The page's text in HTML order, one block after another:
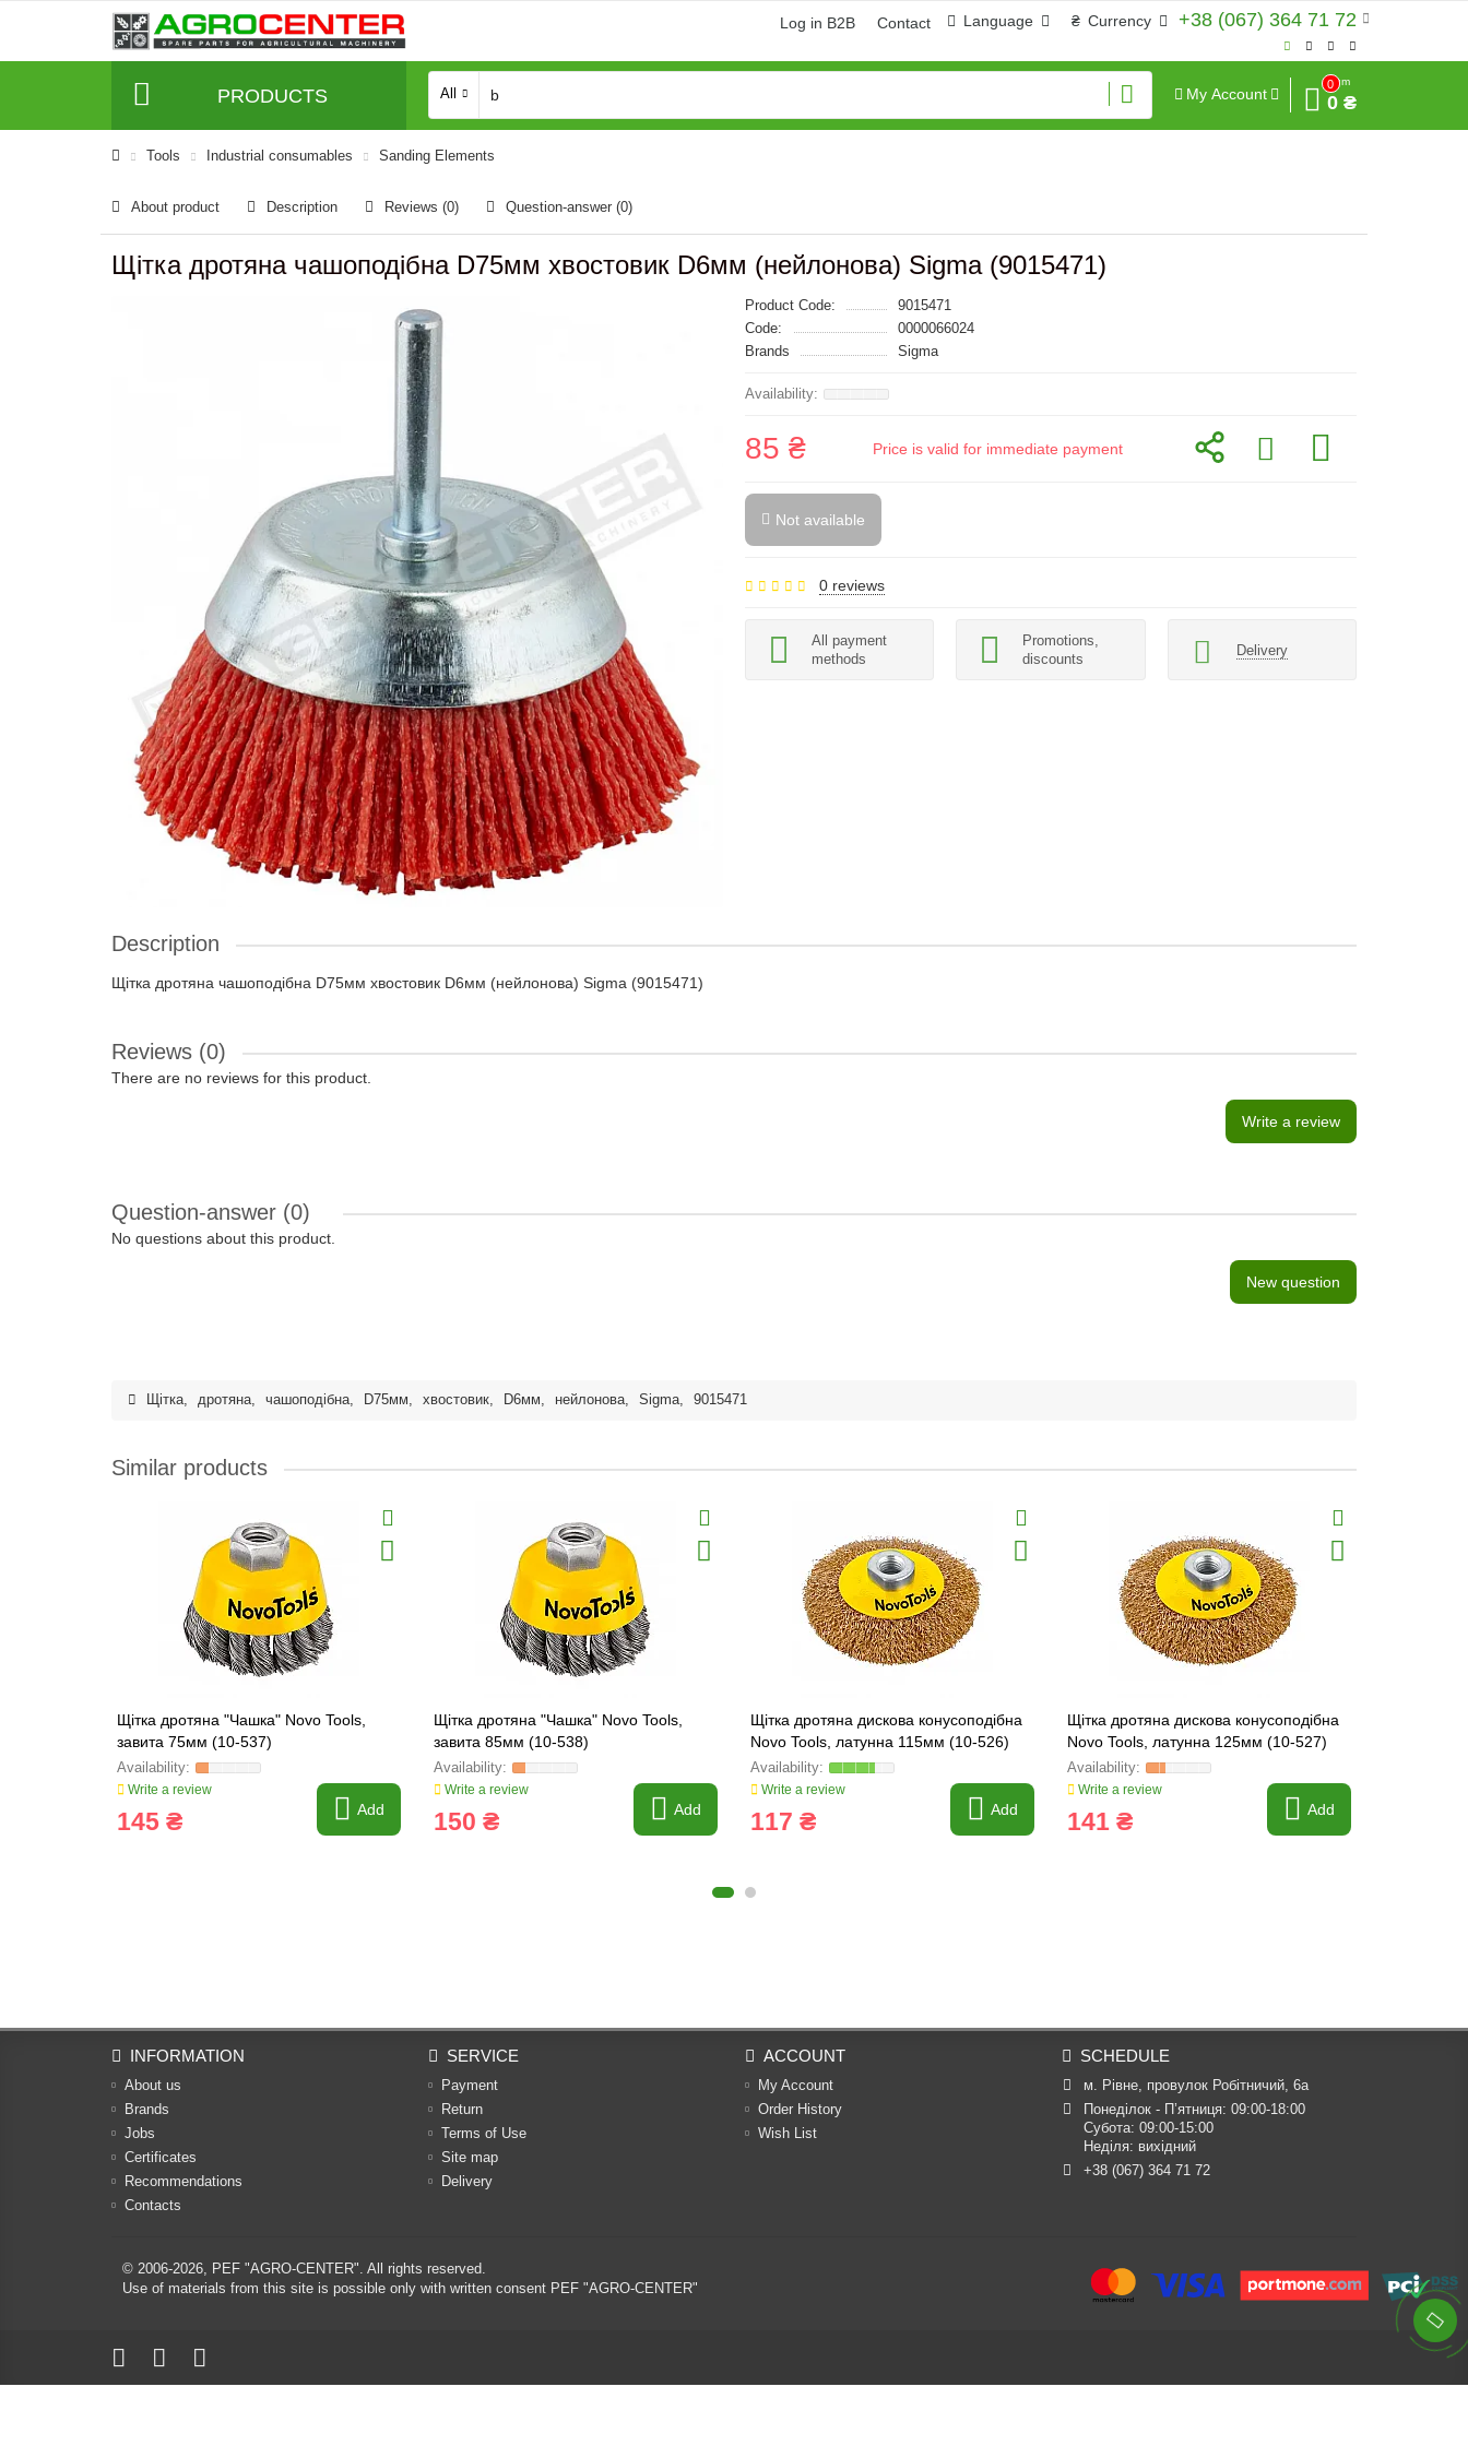
+38 (067) 364 71 72
₴ Currency
Language
Log in B2B Contact
PRODUCTS All My Account
0
Sum
0 ₴
Tools Industrial consumables Sanding Elements
About product Description Reviews (0) Question-answer (0)
Щітка дротяна чашоподібна D75мм хвостовик D6мм (нейлонова) Sigma (9015471)
Product Code:
9015471
Code:
0000066024
Brands
Sigma
85 ₴ Price is valid for immediate payment
Not available
0 reviews
All payment
methods
Promotions,
discounts
Delivery
Description
Щітка дротяна чашоподібна D75мм хвостовик D6мм (нейлонова) Sigma (9015471)
Reviews (0)
There are no reviews for this product.
Write a review
Question-answer (0)
No questions about this product.
New question
Щітка, дротяна, чашоподібна, D75мм, хвостовик, D6мм, нейлонова, Sigma, 9015471
Similar products
Щітка дротяна "Чашка" Novo Tools,
завита 75мм (10-537)
Write a review
145 ₴ Add
Щітка дротяна "Чашка" Novo Tools,
завита 85мм (10-538)
Write a review
150 ₴ Add
Щітка дротяна дискова конусоподібна
Novo Tools, латунна 115мм (10-526)
Write a review
117 ₴ Add
Щітка дротяна дискова конусоподібна
Novo Tools, латунна 125мм (10-527)
Write a review
141 ₴ Add
INFORMATION
About us
Brands
Jobs
Certificates
Recommendations
Contacts
SERVICE
Payment
Return
Terms of Use
Site map
Delivery
ACCOUNT
My Account
Order History
Wish List
SCHEDULE
м. Рівне, провулок Робітничий, 6а
Понеділок - П’ятниця: 09:00-18:00
Субота: 09:00-15:00
Неділя: вихідний
+38 (067) 364 71 72
© 2006-2026, PEF "AGRO-CENTER". All rights reserved.
Use of materials from this site is possible only with written consent PEF "AGRO-CENTER"